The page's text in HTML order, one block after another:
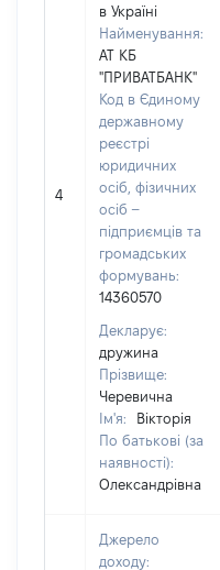
4
в Україні
Найменування:
АТ КБ
"ПРИВАТБАНК"
Код в Єдиному
державному
реєстрі
юридичних
осіб, фізичних
осіб –
підприємців та
громадських
формувань:
14360570
Декларує:
дружина
Прізвище:
Черевична
Ім'я:
Вікторія
По батькові (за
наявності):
Олександрівна
Джерело
доходу: